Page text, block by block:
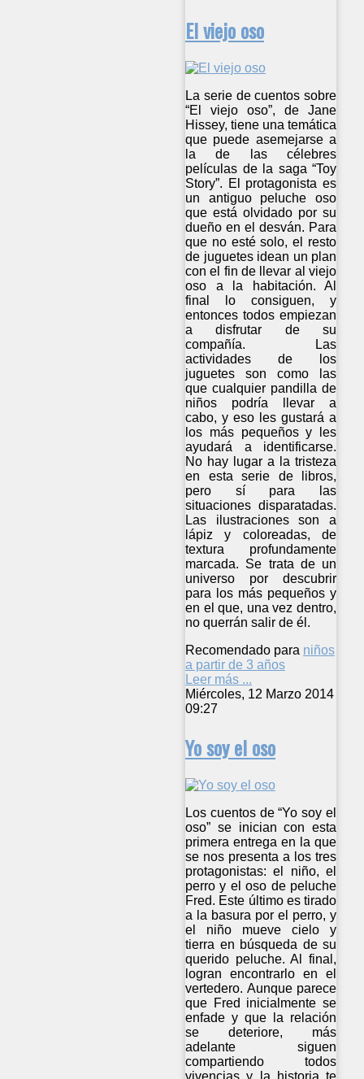
El viejo oso
La serie de cuentos sobre
“El viejo oso”, de Jane
Hissey, tiene una temática
que puede asemejarse a
la de las célebres
películas de la saga “Toy
Story”. El protagonista es
un antiguo peluche oso
que está olvidado por su
dueño en el desván. Para
que no esté solo, el resto
de juguetes idean un plan
con el fin de llevar al viejo
oso a la habitación. Al
final lo consiguen, y
entonces todos empiezan
a disfrutar de su
compañía. Las
actividades de los
juguetes son como las
que cualquier pandilla de
niños podría llevar a
cabo, y eso les gustará a
los más pequeños y les
ayudará a identificarse.
No hay lugar a la tristeza
en esta serie de libros,
pero sí para las
situaciones disparatadas.
Las ilustraciones son a
lápiz y coloreadas, de
textura profundamente
marcada. Se trata de un
universo por descubrir
para los más pequeños y
en el que, una vez dentro,
no querrán salir de él.
Recomendado para niños
a partir de 3 años
Leer más ...
Miércoles, 12 Marzo 2014
09:27
Yo soy el oso
Los cuentos de “Yo soy el
oso” se inician con esta
primera entrega en la que
se nos presenta a los tres
protagonistas: el niño, el
perro y el oso de peluche
Fred. Este último es tirado
a la basura por el perro, y
el niño mueve cielo y
tierra en búsqueda de su
querido peluche. Al final,
logran encontrarlo en el
vertedero. Aunque parece
que Fred inicialmente se
enfade y que la relación
se deteriore, más
adelante siguen
compartiendo todos
vivencias y la historia te